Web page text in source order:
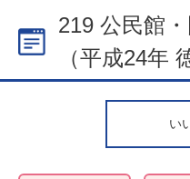
219 公民館
（平成24年
い